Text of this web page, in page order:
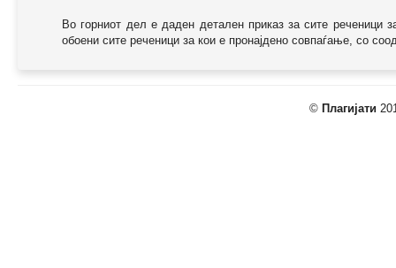
Во горниот дел е даден детален приказ за сите реченици
обоени сите реченици за кои е пронајдено совпаѓање, со
© Плагијати